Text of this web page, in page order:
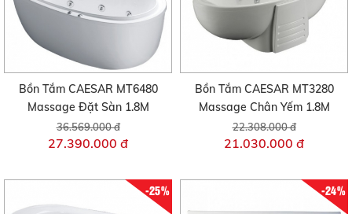
Bồn Tắm CAESAR MT6480
Massage Đặt Sàn 1.8M
36.569.000 đ
27.390.000 đ
Bồn Tắm CAESAR MT3280
Massage Chân Yếm 1.8M
22.308.000 đ
21.030.000 đ
-25% -24%